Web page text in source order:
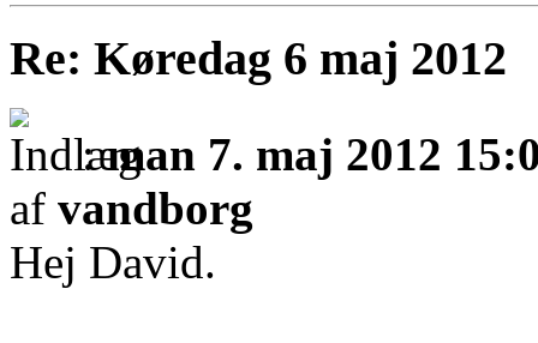
Re: Køredag 6 maj 2012
:man 7. maj 2012
af vandborg
Hej David.